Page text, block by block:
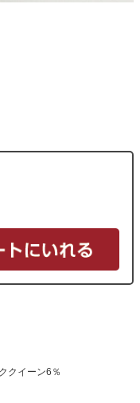
クイーン6％